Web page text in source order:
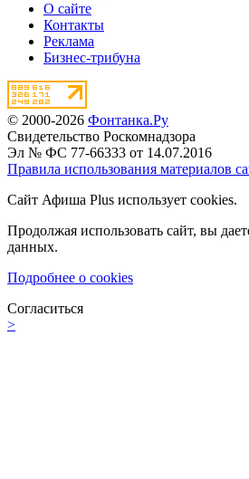
О сайте
Контакты
Реклама
Бизнес-трибуна
© 2000-2026 Фонтанка.Ру
Свидетельство Роскомнадзора
Эл № ФС 77-66333 от 14.07.2016
Правила использования материалов
Сайт Афиша Plus использует cookies.
Продолжая использовать сайт, вы
данных.
Подробнее о cookies
Согласиться
>